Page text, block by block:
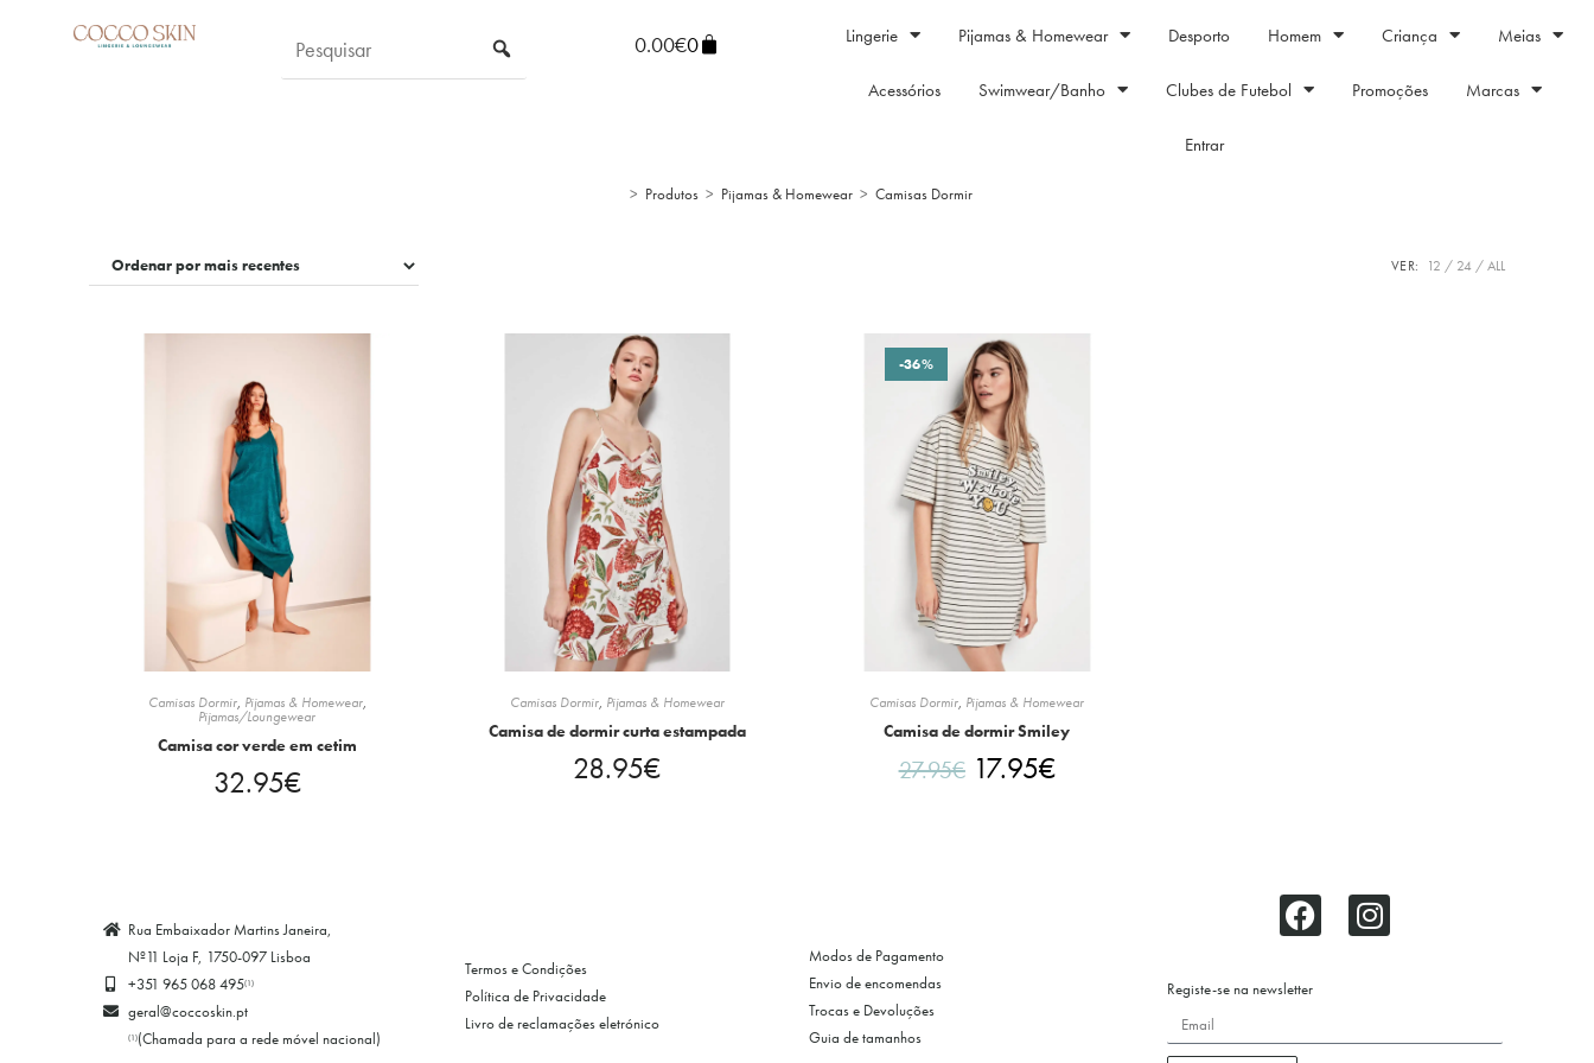
0.00€0 Lingerie Pijamas & Homewear Desporto Homem Criança Meias
Acessórios Swimwear/Banho Clubes de Futebol Promoções Marcas
Entrar
> Produtos > Pijamas & Homewear > Camisas Dormir
VER: 12 24 ALL
Camisas Dormir, Pijamas & Homewear,
Pijamas/Loungewear
Camisa cor verde em cetim
32.95€
Camisas Dormir, Pijamas & Homewear
Camisa de dormir curta estampada
28.95€
-36%
Camisas Dormir, Pijamas & Homewear
Camisa de dormir Smiley
27.95€ 17.95€
Rua Embaixador Martins Janeira,
Nº11 Loja F, 1750-097 Lisboa
+351 965 068 495(1)
geral@coccoskin.pt
(1)(Chamada para a rede móvel nacional)
Termos e Condições
Política de Privacidade
Livro de reclamações eletrónico
Modos de Pagamento
Envio de encomendas
Trocas e Devoluções
Guia de tamanhos
Registe-se na newsletter